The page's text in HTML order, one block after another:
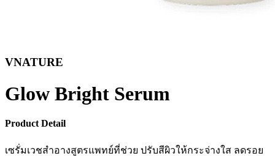
VNATURE
Glow Bright Serum
Product Detail
เซรั่มเวชสำอางสูตรแพทย์ที่ช่วย ปรับสีผิวให้กระจ่างใส ลดรอย